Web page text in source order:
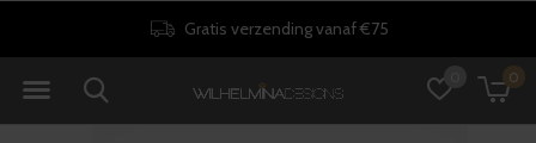
0
Gratis verzending vanaf €75